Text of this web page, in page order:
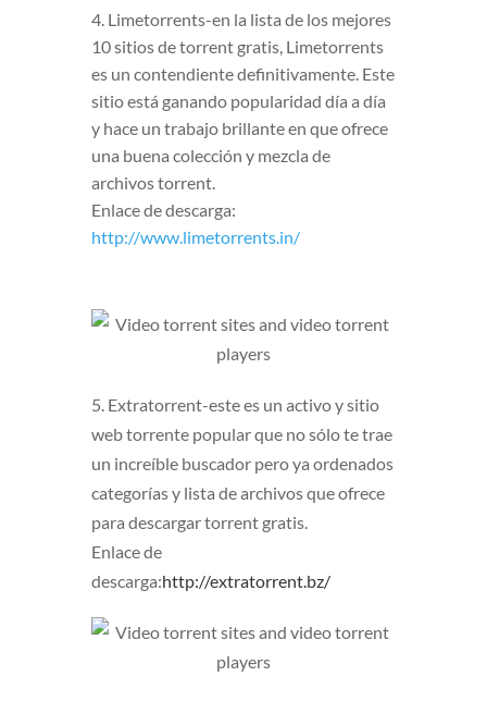
4. Limetorrents-en la lista de los mejores
10 sitios de torrent gratis, Limetorrents
es un contendiente definitivamente. Este
sitio está ganando popularidad día a día
y hace un trabajo brillante en que ofrece
una buena colección y mezcla de
archivos torrent.
Enlace de descarga:
http://www.limetorrents.in/
5. Extratorrent-este es un activo y sitio
web torrente popular que no sólo te trae
un increíble buscador pero ya ordenados
categorías y lista de archivos que ofrece
para descargar torrent gratis.
Enlace de
descarga:http://extratorrent.bz/